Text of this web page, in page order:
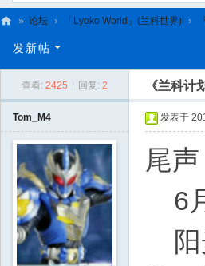
L
» 论坛 › 「Lyoko World」(兰科世界) ›
发新帖
查看: 2425 回复: 2 《兰科计
Tom_M4 发表于
尾
6
阳